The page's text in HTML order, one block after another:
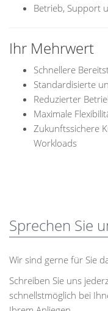
Betrieb, Support
Ihr Mehrwert
Schnellere
Standardisierte
Reduzierter
Maximale
Zukunftssichere
Workloads
Sprechen Sie
Wir sind gerne für Sie
Schreiben Sie uns
schnellstmöglich bei